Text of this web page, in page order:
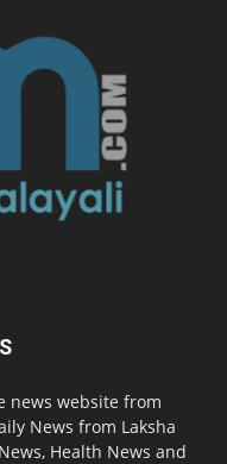
news website from
News from Laksha
Health News and